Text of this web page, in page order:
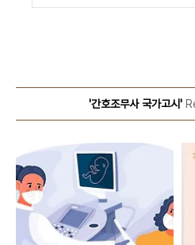
'간호조무사 국가고시'